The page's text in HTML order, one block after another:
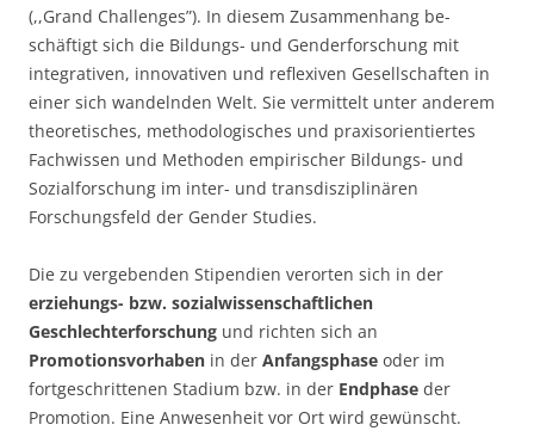
(,,Grand Challenges”). In diesem Zusammenhang be­
schäftigt sich die Bildungs- und Genderforschung mit
integrativen, innovativen und refle­xiven Gesellschaften in
einer sich wandelnden Welt. Sie vermittelt unter anderem
theo­retisches, methodologisches und praxisorientiertes
Fachwissen und Methoden empiri­scher Bildungs- und
Sozialforschung im inter- und transdisziplinären
Forschungsfeld der Gender Studies.
Die zu vergebenden Stipendien verorten sich in der
erziehungs- bzw. sozialwissenschaft­lichen
Geschlechterforschung und richten sich an
Promotionsvorhaben in der Anfangs­phase oder im
fortgeschrittenen Stadium bzw. in der Endphase der
Promotion. Eine An­wesenheit vor Ort wird gewünscht.